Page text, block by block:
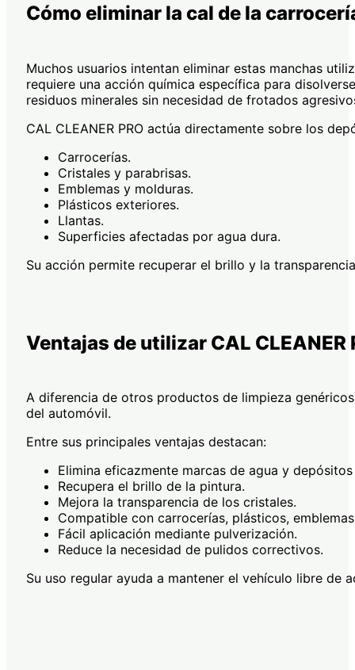
Cómo eliminar la cal de la
Muchos usuarios intentan eliminar estas manchas
requiere una acción química específica para
residuos minerales sin necesidad de frotados
CAL CLEANER PRO actúa directamente sobre los
Carrocerías.
Cristales y parabrisas.
Emblemas y molduras.
Plásticos exteriores.
Llantas.
Superficies afectadas por agua dura.
Su acción permite recuperar el brillo y la
Ventajas de utilizar CAL CLEANER
A diferencia de otros productos de limpieza
del automóvil.
Entre sus principales ventajas destacan:
Elimina eficazmente marcas de agua y
Recupera el brillo de la pintura.
Mejora la transparencia de los cristales.
Compatible con carrocerías, plásticos,
Fácil aplicación mediante pulverización.
Reduce la necesidad de pulidos correctivos.
Su uso regular ayuda a mantener el vehículo libre de